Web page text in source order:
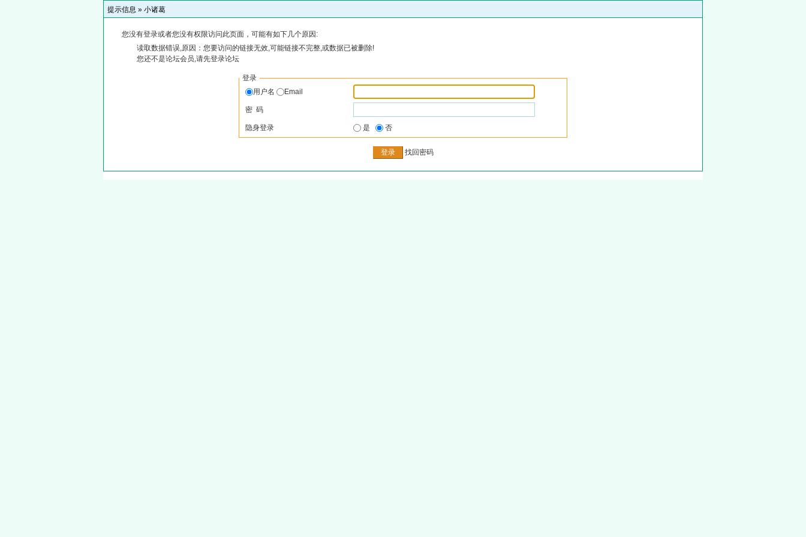
提示信息 » 小诸葛
您没有登录或者您没有权限访问此页面，可能有如下几个原因:
读取数据错误,原因：您要访问的链接无效,可能链接不完整,或数据已被删除!
您还不是论坛会员,请先登录论坛
登录
用户名
Email
密 码
隐身登录 是 否
找回密码